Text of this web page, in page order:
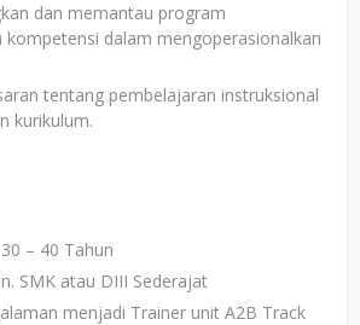
dan memantau program
kompetensi dalam mengoperasionalkan
tentang pembelajaran instruksional
kurikulum.
– 40 Tahun
SMK atau DIII Sederajat
menjadi Trainer unit A2B Track